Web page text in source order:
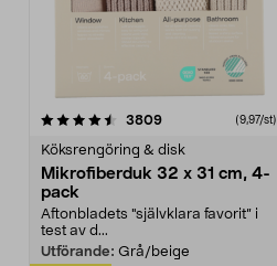
3809recensioner (9,97/st)
Köksrengöring & disk
Mikrofiberduk 32 x 31 cm, 4-
pack
Aftonbladets "självklara favorit” i
test av d...
Utförande: Grå/beige
4.0av 5 stjärnor